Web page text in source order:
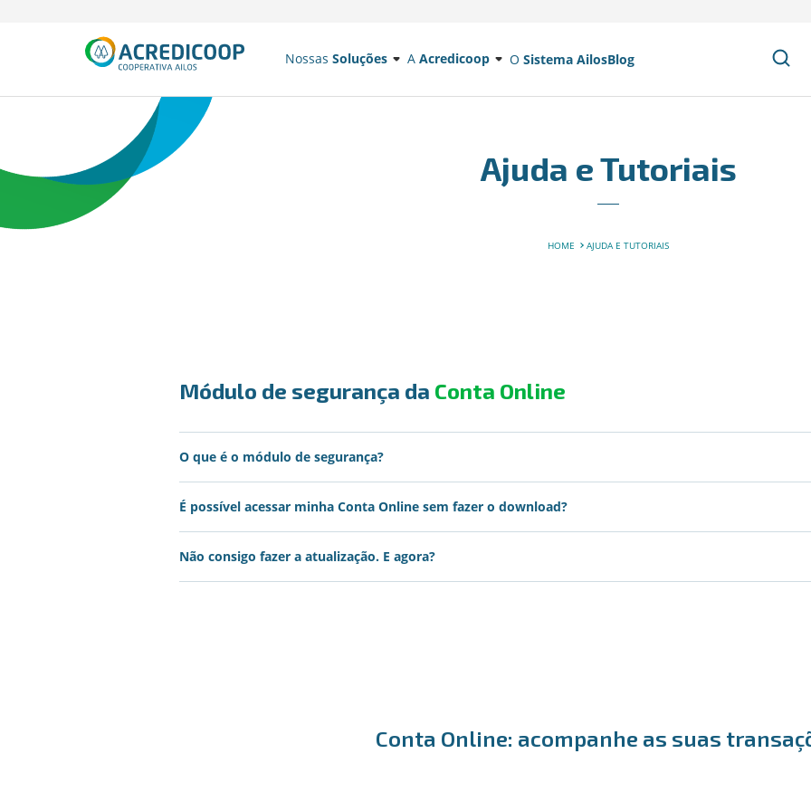
Nossas Soluções A Acredicoop O Sistema AilosBlog
Ajuda e Tutoriais
HOME AJUDA E TUTORIAIS
Módulo de segurança da Conta Online
O que é o módulo de segurança?
É possível acessar minha Conta Online sem fazer o download?
Não consigo fazer a atualização. E agora?
Conta Online: acompanhe as suas